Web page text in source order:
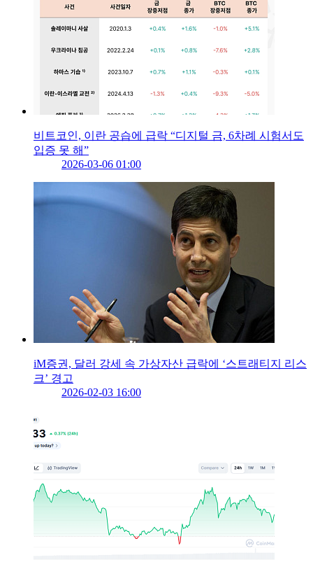
비트코인, 이란 공습에 급락 “디지털 금, 6차례 시험서도
입증 못 해”
2026-03-06 01:00
iM증권, 달러 강세 속 가상자산 급락에 ‘스트래티지 리스
크’ 경고
2026-02-03 16:00